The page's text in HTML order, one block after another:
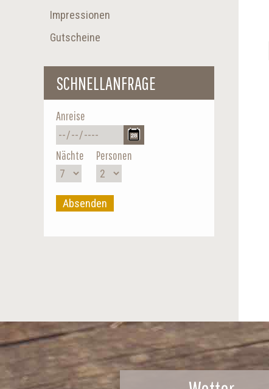
Impressionen
Gutscheine
SCHNELLANFRAGE
Anreise
Nächte Personen
Absenden